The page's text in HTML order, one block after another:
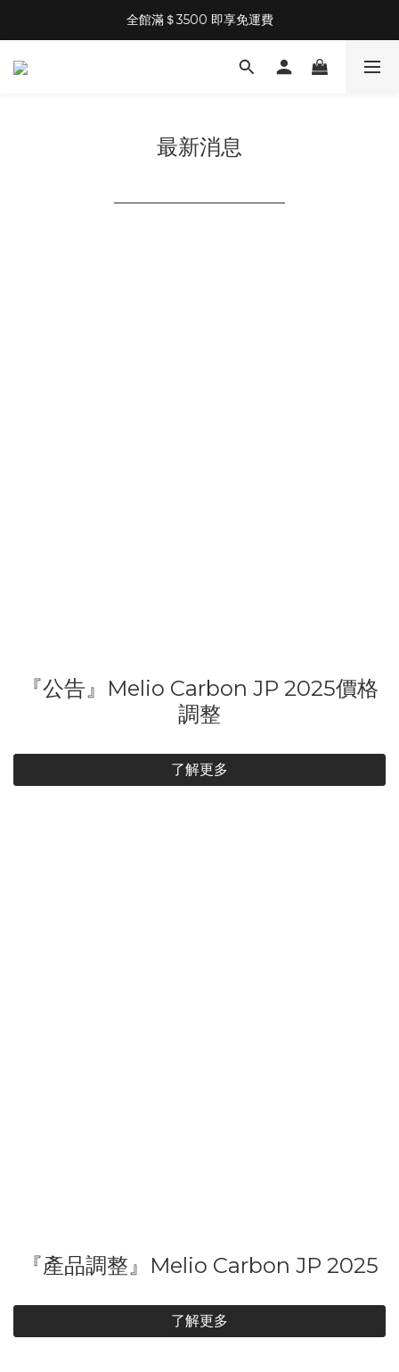
全館滿＄3500 即享免運費
最新消息
『公告』Melio Carbon JP 2025價格
調整
了解更多
『產品調整』Melio Carbon JP 2025
了解更多